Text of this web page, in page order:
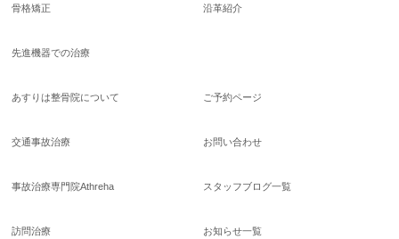
骨格矯正
先進機器での治療
沿革紹介
あすりは整骨院について
交通事故治療
事故治療専門院Athreha
訪問治療
ご予約ページ
お問い合わせ
スタッフブログ一覧
お知らせ一覧